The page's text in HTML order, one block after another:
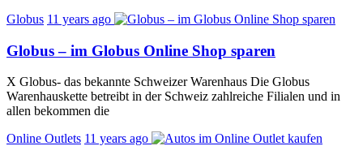
Globus 11 years ago
Globus – im Globus Online Shop sparen
X Globus- das bekannte Schweizer Warenhaus Die Globus
Warenhauskette betreibt in der Schweiz zahlreiche Filialen und in
allen bekommen die
Online Outlets 11 years ago